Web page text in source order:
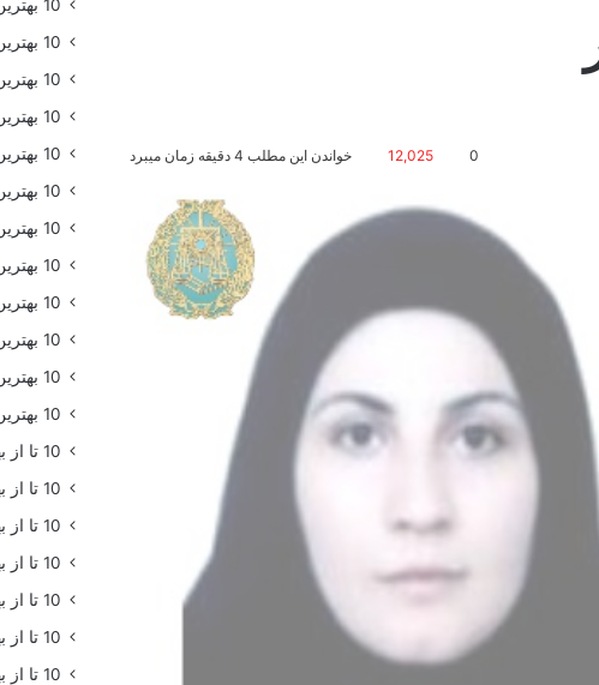
0
12,025 خواندن این مطلب 4 دقیقه زمان میبرد
10 بهترین وکیل پارس آباد🥇【آپدیت جدید】⚖️
10 بهترین وکیل تالش🥇【آپدیت جدید】⚖️
10 بهترین وکیل چمستان ⚖️ update 2026
10 بهترین وکیل خلخال 🥇【آپدیت جدید】⚖️
10 بهترین وکیل شاهین شهر🥇【آپدیت جدید】⚖️
10 بهترین وکیل طلاق توافقی کرج 🥇【آپدیت جدید】⚖️
10 بهترین وکیل طلاق کرج 🥇【آپدیت جدید】⚖️
10 بهترین وکیل کیفری کرج 🥇【آپدیت جدید】⚖️
10 بهترین وکیل لاهیجان کیست ؟🥇【آپدیت جدید】⚖️
10 بهترین وکیل لنگرود🥇【آپدیت جدید】⚖️
10 بهترین وکیل ملکی کرج 🥇【آپدیت جدید】⚖️
10 بهترین وکیل نمک آبرود 🥇【آپدیت جدید】⚖️
10 تا از بهترین وکیل اراک 🥇【آپدیت جدید】⚖️
10 تا از بهترین وکیل اردبیل 🥇【آپدیت جدید】
10 تا از بهترین وکیل اسلامشهر 🥇【آپدیت جدید】
10 تا از بهترین وکیل اندیمشک 🥇【آپدیت جدید】
10 تا از بهترین وکیل اهواز 🥇【آپدیت جدید】⚖️
10 تا از بهترین وکیل ایران🥇【آپدیت جدید】
10 تا از بهترین وکیل ایلام 🥇【آپدیت جدید】